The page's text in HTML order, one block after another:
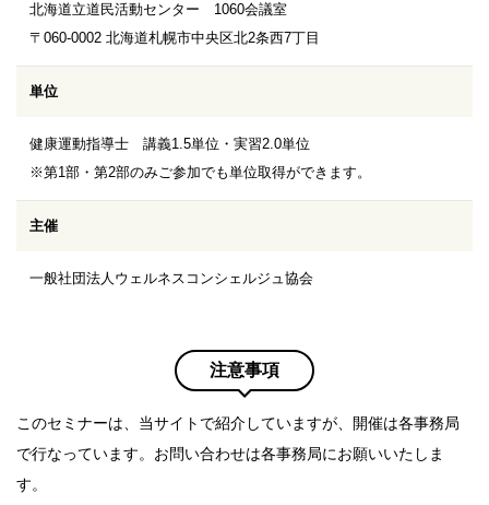
北海道立道民活動センター 1060会議室
〒060-0002 北海道札幌市中央区北2条西7丁目
単位
健康運動指導士 講義1.5単位・実習2.0単位
※第1部・第2部のみご参加でも単位取得ができます。
主催
一般社団法人ウェルネスコンシェルジュ協会
注意事項
このセミナーは、当サイトで紹介していますが、開催は各事務局
で行なっています。お問い合わせは各事務局にお願いいたしま
す。